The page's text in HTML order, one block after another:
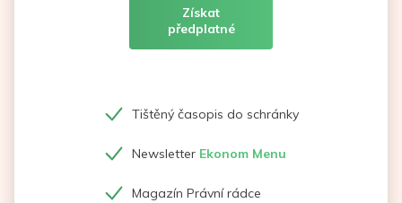
Získat
předplatné
Tištěný časopis do schránky
Newsletter Ekonom Menu
Magazín Právní rádce